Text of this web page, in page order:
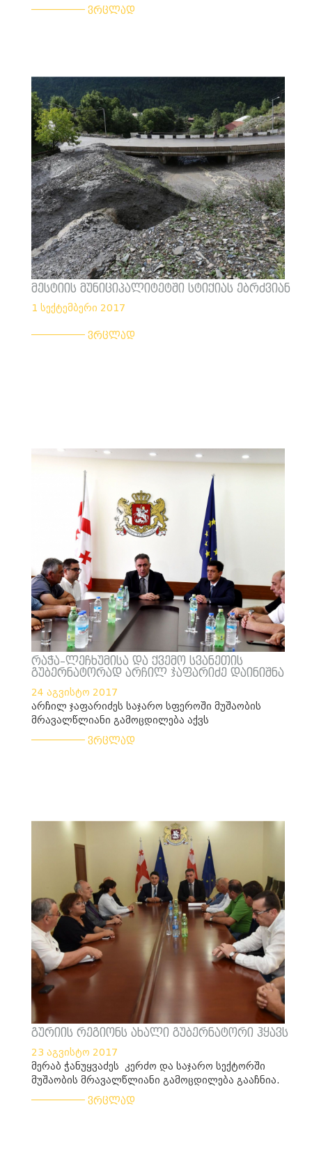
ვრცლად
მესტიის მუნიციპალიტეტში სტიქიას ებრძვიან
1 სექტემბერი 2017
ვრცლად
რაჭა–ლეჩხუმისა და ქვემო სვანეთის
გუბერნატორად არჩილ ჯაფარიძე დაინიშნა
24 აგვისტო 2017
არჩილ ჯაფარიძეს საჯარო სფეროში მუშაობის
მრავალწლიანი გამოცდილება აქვს
ვრცლად
გურიის რეგიონს ახალი გუბერნატორი ჰყავს
23 აგვისტო 2017
მერაბ ჭანუყვაძეს კერძო და საჯარო სექტორში
მუშაობის მრავალწლიანი გამოცდილება გააჩნია.
ვრცლად